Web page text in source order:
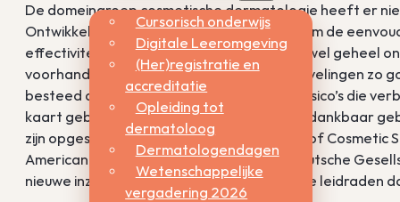
Cursorisch onderwijs
Digitale Leeromgeving
(Her)registratie en
accreditatie
Opleiding tot
dermatoloog
Dermatologendagen
Wetenschappelijke
vergadering 2026
De domeingroep cosmetische dermatologie heeft er
Ontwikkeling (EBRO) richtlijn op te stellen, om de
effectiviteit van al deze behandelingen vrijwel geheel
voorhanden was, is wel geprobeerd aanbevelingen zo
besteed aan alle veiligheidsaspecten. De risico’s die
kaart gebracht. Voor zover beschikbaar, is dankbaar
zijn opgesteld door de American Academy of Cosmetic
American Academy of Dermatology en Deutsche
nieuwe inzichten en ontwikkelingen zullen de